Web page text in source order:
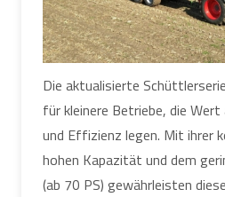
Die aktualisierte
für kleinere Betriebe, die
und Effizienz legen. Mit ihrer
hohen Kapazität und dem
(ab 70 PS) gewährleisten